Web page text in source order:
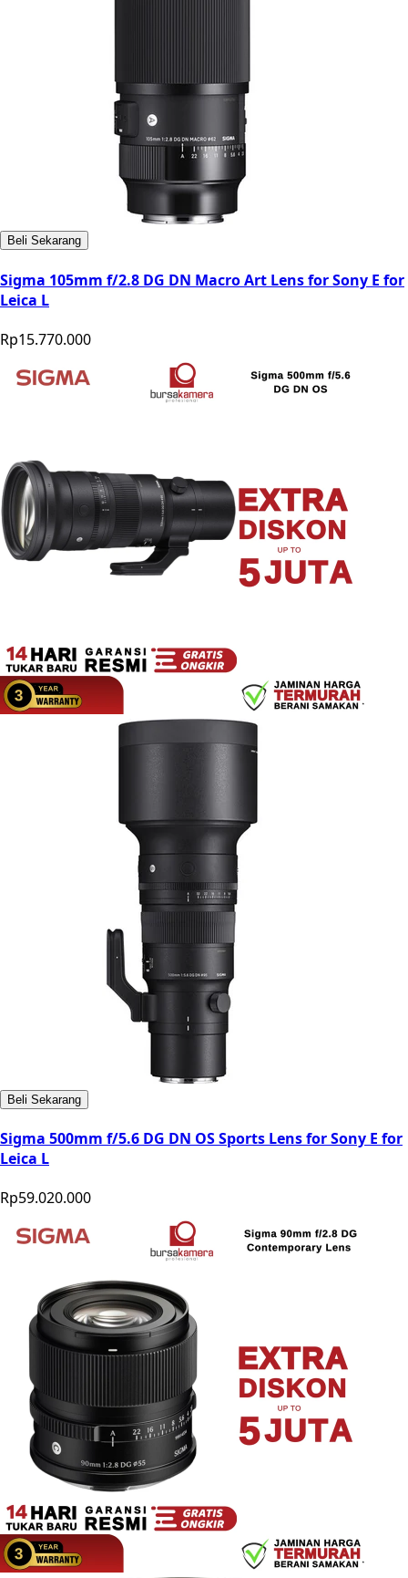
Beli Sekarang
Sigma 105mm f/2.8 DG DN Macro Art Lens for Sony E for
Leica L
Rp15.770.000
Beli Sekarang
Sigma 500mm f/5.6 DG DN OS Sports Lens for Sony E for
Leica L
Rp59.020.000